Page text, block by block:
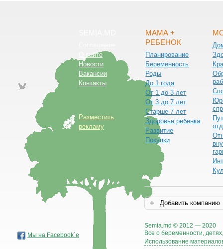
О сайте
Новости
Вакансии
Контакты
Разместить
рекламу
МАМА +
РЕБЕНОК
Планирование
Беременность
Роды
До 1 года
От 1 до 3 лет
От 3 до 7 лет
Старше 7 лет
Здоровье ребенка
Развитие
Покупки
Добавить компанию
Semia.md © 2012 — 2020
Все о беременности,
Использование
Мы на Facebook`е